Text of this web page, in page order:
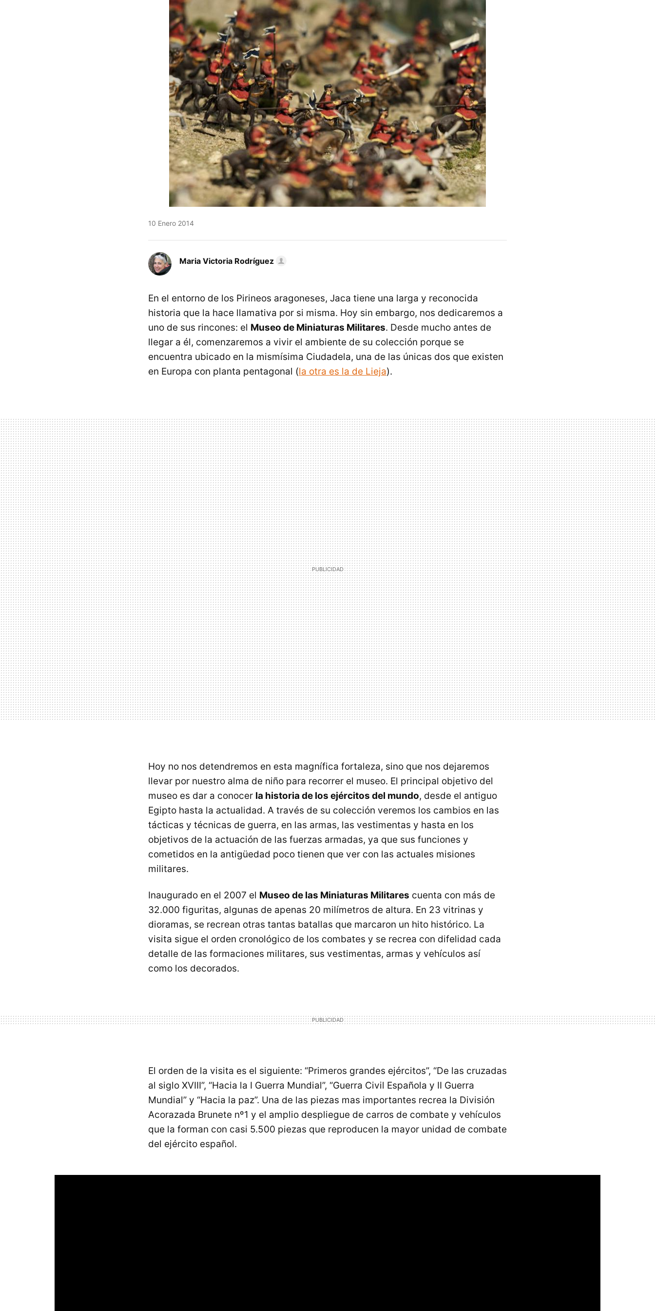
10 Enero 2014
Maria Victoria Rodríguez
En el entorno de los Pirineos aragoneses, Jaca tiene una larga y reconocida
historia que la hace llamativa por si misma. Hoy sin embargo, nos dedicaremos a
uno de sus rincones: el Museo de Miniaturas Militares. Desde mucho antes de
llegar a él, comenzaremos a vivir el ambiente de su colección porque se
encuentra ubicado en la mismísima Ciudadela, una de las únicas dos que existen
en Europa con planta pentagonal (la otra es la de Lieja).
Hoy no nos detendremos en esta magnífica fortaleza, sino que nos dejaremos
llevar por nuestro alma de niño para recorrer el museo. El principal objetivo del
museo es dar a conocer la historia de los ejércitos del mundo, desde el antiguo
Egipto hasta la actualidad. A través de su colección veremos los cambios en las
tácticas y técnicas de guerra, en las armas, las vestimentas y hasta en los
objetivos de la actuación de las fuerzas armadas, ya que sus funciones y
cometidos en la antigüedad poco tienen que ver con las actuales misiones
militares.
Inaugurado en el 2007 el Museo de las Miniaturas Militares cuenta con más de
32.000 figuritas, algunas de apenas 20 milímetros de altura. En 23 vitrinas y
dioramas, se recrean otras tantas batallas que marcaron un hito histórico. La
visita sigue el orden cronológico de los combates y se recrea con difelidad cada
detalle de las formaciones militares, sus vestimentas, armas y vehículos así
como los decorados.
El orden de la visita es el siguiente: “Primeros grandes ejércitos”, “De las cruzadas
al siglo XVIII”, “Hacia la I Guerra Mundial”, “Guerra Civil Española y II Guerra
Mundial” y “Hacia la paz”. Una de las piezas mas importantes recrea la División
Acorazada Brunete nº1 y el amplio despliegue de carros de combate y vehículos
que la forman con casi 5.500 piezas que reproducen la mayor unidad de combate
del ejército español.